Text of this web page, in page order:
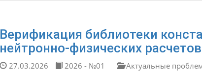
Верификация библиотеки
нейтронно-физических
27.03.2026 2026 - №01
Актуальные